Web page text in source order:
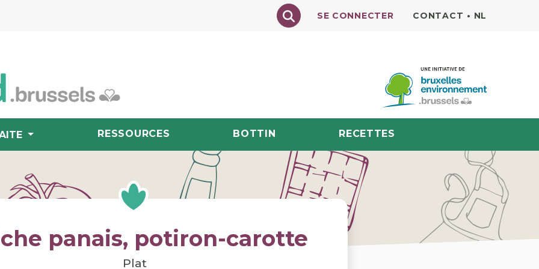
Texte à rechercher
SE CONNECTER CONTACT • NL
RESSOURCES BOTTIN RECETTES
panais, potiron-carotte
Plat